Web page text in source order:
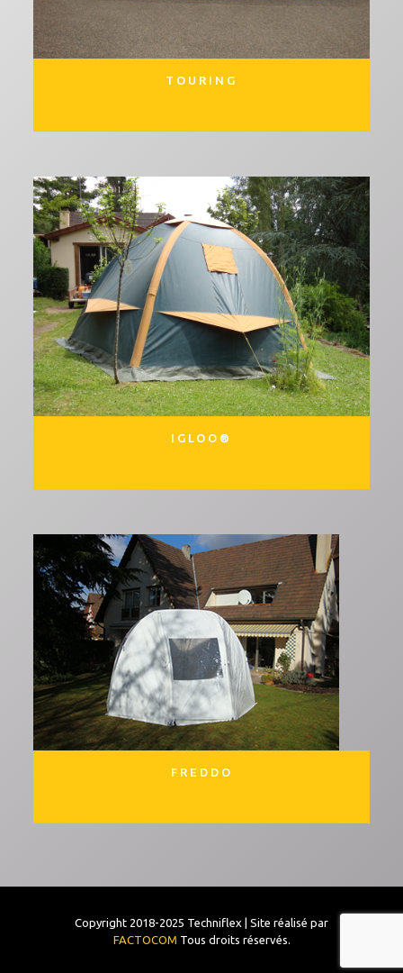
TOURING
IGLOO®
FREDDO
Copyright 2018-2025 Techniflex | Site réalisé par
FACTOCOM Tous droits réservés.